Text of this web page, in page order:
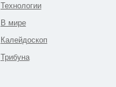
Технологии
В мире
Калейдоскоп
Трибуна